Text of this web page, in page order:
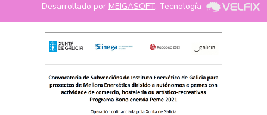
Desarrollado por MEIGASOFT. Tecnología